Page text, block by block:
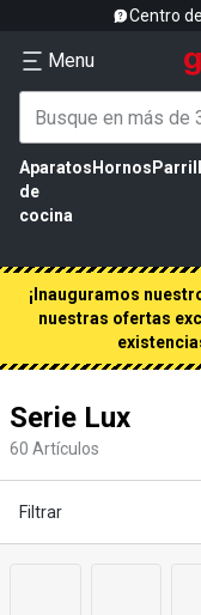
Centro
Menu
Aparatos
de
cocina
Hornos
¡Inauguramos
nuestras ofertas
Serie Lux
60 Artículos
Filtrar